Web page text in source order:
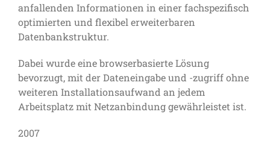
anfallenden Informationen in einer fachspezifisch
optimierten und flexibel erweiterbaren
Datenbankstruktur.
Dabei wurde eine browserbasierte Lösung
bevorzugt, mit der Dateneingabe und -zugriff ohne
weiteren Installationsaufwand an jedem
Arbeitsplatz mit Netzanbindung gewährleistet ist.
2007